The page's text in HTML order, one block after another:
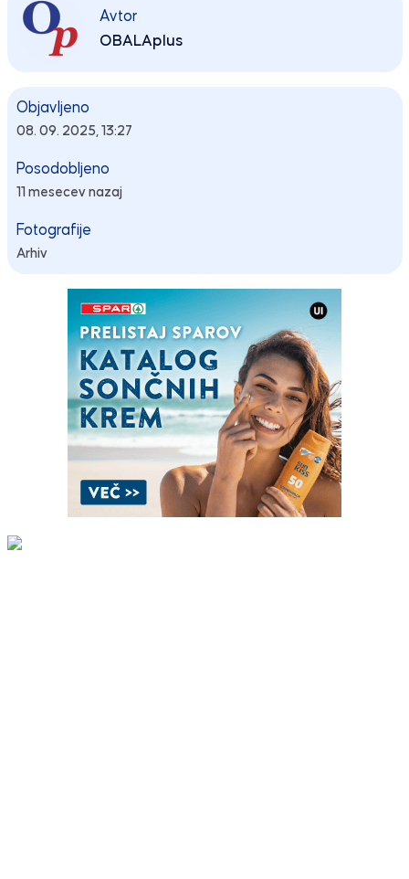
Avtor
OBALAplus
Objavljeno
08. 09. 2025, 13:27
Posodobljeno
11 mesecev nazaj
Fotografije
Arhiv